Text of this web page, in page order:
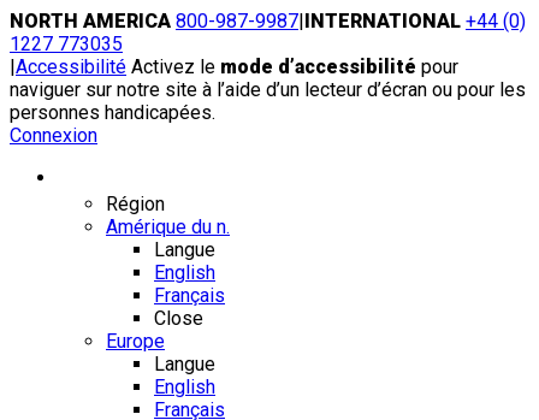
Skip
to
content
NORTH AMERICA 800-987-9987|INTERNATIONAL +44 (0)
1227 773035
|Accessibilité Activez le mode d’accessibilité pour
naviguer sur notre site à l’aide d’un lecteur d’écran ou pour les
personnes handicapées.
Connexion
Région
Amérique du n.
Langue
English
Français
Close
Europe
Langue
English
Français